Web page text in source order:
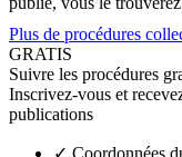
Plus de procédures
GRATIS
Suivre les procédures
Inscrivez-vous et
publications
✓ Coordonnées